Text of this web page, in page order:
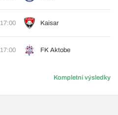
17:00 Kaisar
17:00 FK Aktobe
Kompletní výsledky